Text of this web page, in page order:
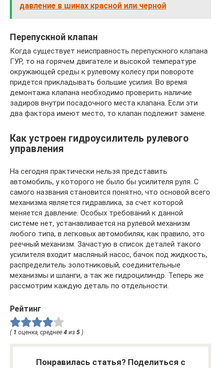
давление в шинах красной или черной
Перепускной клапан
Когда существует неисправность перепускного клапана
ГУР, то на горячем двигателе и высокой температуре
окружающей среды к рулевому колесу при повороте
придется прикладывать большие усилия. Во время
демонтажа клапана необходимо проверить наличие
задиров внутри посадочного места клапана. Если эти
два фактора имеют место, то клапан подлежит замене.
Как устроен гидроусилитель рулевого
управления
На сегодня практически нельзя представить
автомобиль, у которого не было бы усилителя руля. С
самого названия становится понятно, что основой всего
механизма является гидравлика, за счет которой
меняется давление. Особых требований к данной
системе нет, устанавливается на рулевой механизм
любого типа, в легковых автомобилях, как правило, это
реечный механизм. Зачастую в список деталей такого
усилителя входит масляный насос, бачок под жидкость,
распределитель золотниковый, соединительные
механизмы и шланги, а так же гидроцилиндр. Теперь же
рассмотрим каждую деталь по отдельности.
Рейтинг
( 1 оценка, среднее 4 из 5 )
Понравилась статья? Поделиться с